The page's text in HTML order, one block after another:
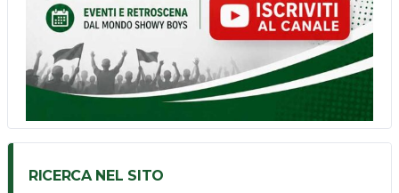
RICERCA NEL SITO